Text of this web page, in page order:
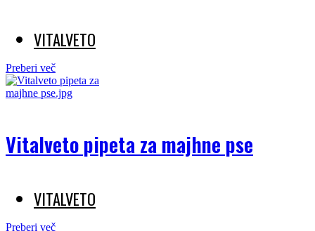
VITALVETO
Preberi več
Vitalveto pipeta za majhne pse
VITALVETO
Preberi več